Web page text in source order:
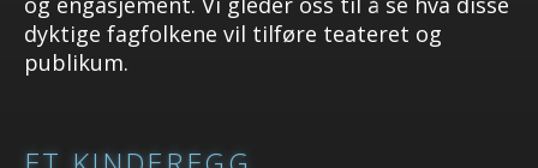
dyktige fagfolkene vil tilføre teateret og
publikum.